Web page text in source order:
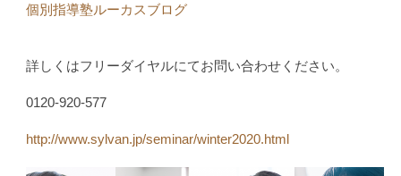
個別指導塾ルーカスブログ
詳しくはフリーダイヤルにてお問い合わせください。
0120-920-577
http://www.sylvan.jp/seminar/winter2020.html